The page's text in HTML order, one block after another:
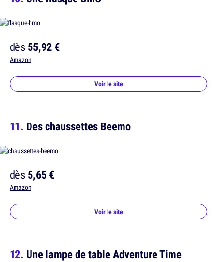
dès55,92 €
Amazon
Voir le site
Des chaussettes Beemo
dès5,65 €
Amazon
Voir le site
Une lampe de table Adventure Time